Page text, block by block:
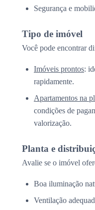
Segurança e
Tipo de imóvel
Você pode encontrar
Imóveis prontos:
rapidamente.
Apartamentos na
condições de
valorização.
Planta e
Avalie se o imóvel
Boa iluminação
Ventilação